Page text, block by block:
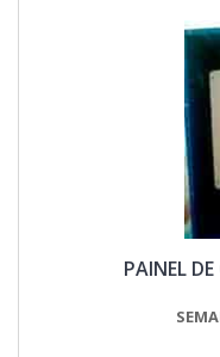
PAINEL